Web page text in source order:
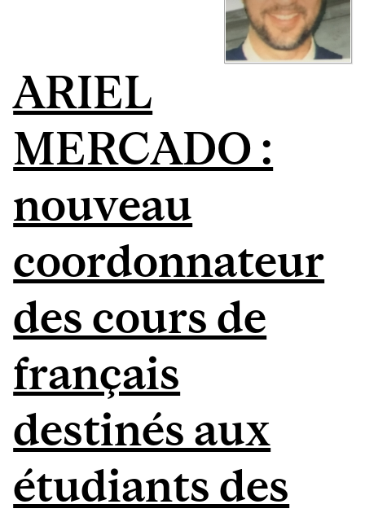
ARIEL
MERCADO :
nouveau
coordonnateur
des cours de
français
destinés aux
étudiants des